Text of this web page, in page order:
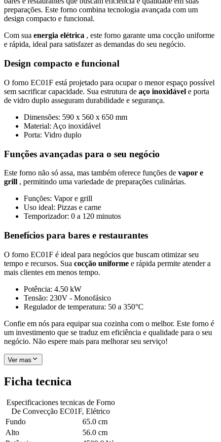
preparações. Este forno combina tecnologia avançada com um
design compacto e funcional.
Com sua energia elétrica , este forno garante uma cocção uniforme
e rápida, ideal para satisfazer as demandas do seu negócio.
Design compacto e funcional
O forno EC01F está projetado para ocupar o menor espaço possível
sem sacrificar capacidade. Sua estrutura de aço inoxidável e porta
de vidro duplo asseguram durabilidade e segurança.
Dimensões: 590 x 560 x 650 mm
Material: Aço inoxidável
Porta: Vidro duplo
Funções avançadas para o seu negócio
Este forno não só assa, mas também oferece funções de vapor e
grill , permitindo uma variedade de preparações culinárias.
Funções: Vapor e grill
Uso ideal: Pizzas e carne
Temporizador: 0 a 120 minutos
Benefícios para bares e restaurantes
O forno EC01F é ideal para negócios que buscam otimizar seu
tempo e recursos. Sua cocção uniforme e rápida permite atender a
mais clientes em menos tempo.
Potência: 4.50 kW
Tensão: 230V - Monofásico
Regulador de temperatura: 50 a 350°C
Confie em nós para equipar sua cozinha com o melhor. Este forno é
um investimento que se traduz em eficiência e qualidade para o seu
negócio. Não espere mais para melhorar seu serviço!
Ver mas
Ficha tecnica
Especificaciones tecnicas de Forno
De Convecção EC01F, Elétrico
Fundo
65.0 cm
Alto
56.0 cm